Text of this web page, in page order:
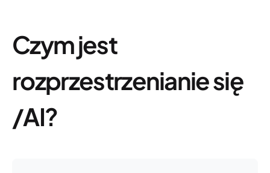
Czym jest
rozprzestrzenianie się
/AI?